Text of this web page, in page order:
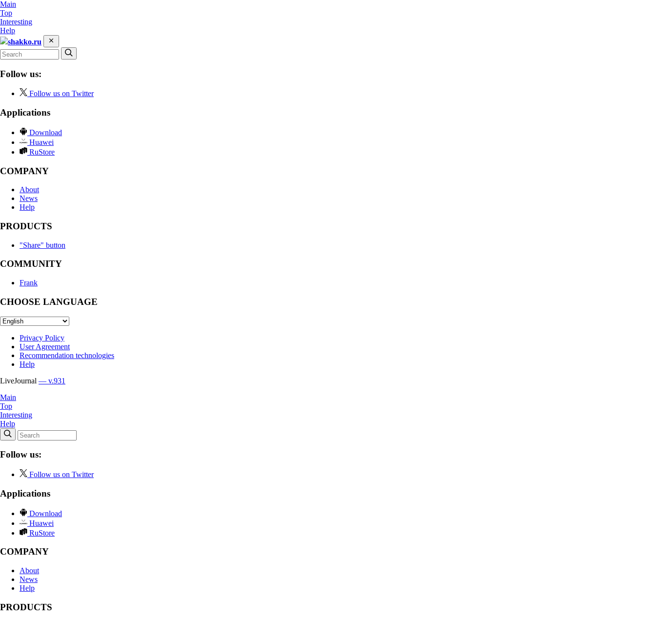
Main
Top
Interesting
Help
shakko.ru
Follow us:
Follow us on Twitter
Applications
Download
Huawei
RuStore
COMPANY
About
News
Help
PRODUCTS
"Share" button
COMMUNITY
Frank
CHOOSE LANGUAGE
Privacy Policy
User Agreement
Recommendation technologies
Help
LiveJournal — v.931
Main
Top
Interesting
Help
Follow us:
Follow us on Twitter
Applications
Download
Huawei
RuStore
COMPANY
About
News
Help
PRODUCTS